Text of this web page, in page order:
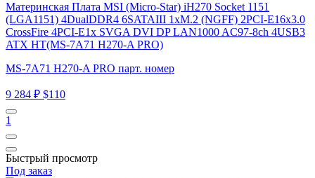
Материнская Плата MSI (Micro-Star) iH270 Socket 1151
(LGA1151) 4DualDDR4 6SATAIII 1xM.2 (NGFF) 2PCI-E16x3.0
CrossFire 4PCI-E1x SVGA DVI DP LAN1000 AC97-8ch 4USB3
ATX HT(MS-7A71 H270-A PRO)
MS-7A71 H270-A PRO парт. номер
9 284 ₽ $110
1
Быстрый просмотр
Под заказ